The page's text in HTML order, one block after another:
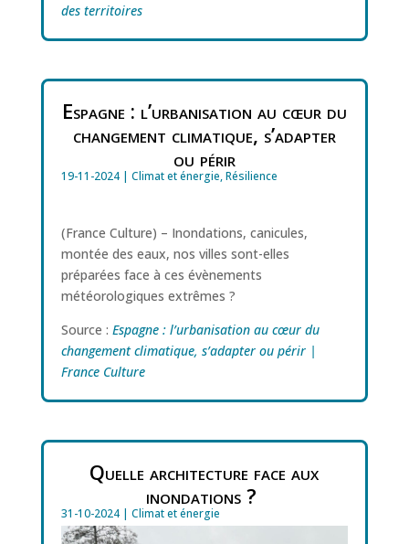
des territoires
Espagne : l’urbanisation au cœur du
changement climatique, s’adapter
ou périr
19-11-2024| Climat et énergie,Résilience
(France Culture) – Inondations, canicules,
montée des eaux, nos villes sont-elles
préparées face à ces évènements
météorologiques extrêmes ?
Source : Espagne : l’urbanisation au cœur du
changement climatique, s’adapter ou périr |
France Culture
Quelle architecture face aux
inondations ?
31-10-2024| Climat et énergie